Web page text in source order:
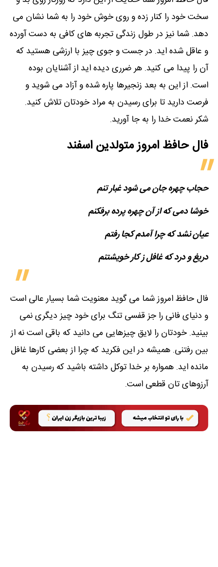
سخت خود را کنار زده و روی خوش خود را به شما نشان می
دهد. شما نیز در طول زندگی تجربه های کافی به دست آورده
و عاقل شده اید. در جست و جوی چیز با ارزشی هستید که
آن را پیدا می کنید. هر ضرری دیده اید از آشنایان بوده
است. از این به بعد زنجیرها پاره شده و آزاد می شوید و
فرصت دارید تا برای رسیدن به مراد خودتان تلاش کنید.
شکر نعمت خدا را به جا آورید.
فال حافظ امروز متولدین‌ اسفند
حجاب چهره جان می شود غبار تنم
خوشا دمی که از آن چهره پرده برفکنم
عیان نشد که چرا آمدم کجا رفتم
دریغ و درد که غافل ز کار خویشتنم
فال حافظ امروز شما می گوید معنویت شما بسیار عالی است
و دنیای فانی را جز قفسی تنگ برای خود چیز دیگری نمی
بینید. خودتان را لایق چیزهایی می دانید که باقی است نه از
بین رفتنی. همیشه در این فکرید که چرا از بعضی کارها غافل
مانده اید. همواره بر خدا توکل داشته باشید که رسیدن به
آرزوهای تان قطعی است.